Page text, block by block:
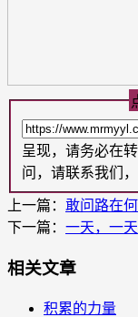
呈现，请务必在
问，请联系我们，
上一篇： 敢问路在何
下一篇： 一天，一
相关文章
积累的力量